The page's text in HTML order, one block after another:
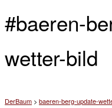
#baeren-
wetter-bild
DerBaum > baeren-berg-update-